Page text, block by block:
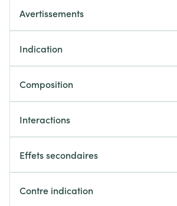
Avertissements
Indication
Composition
Interactions
Effets secondaires
Contre indication